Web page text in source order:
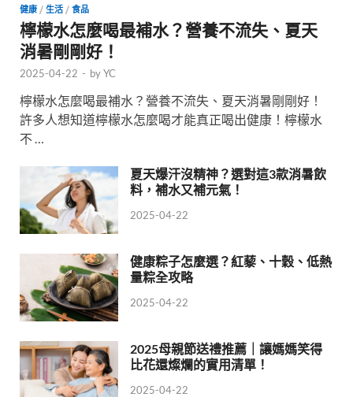
健康 / 生活 / 食品
檸檬水怎麼喝最補水？營養不流失、夏天
消暑剛剛好！
2025-04-22 - byYC
檸檬水怎麼喝最補水？營養不流失、夏天消暑剛剛好！
許多人想知道檸檬水怎麼喝才能真正喝出健康！檸檬水
不 …
夏天爆汗沒精神？選對這3款消暑飲
料，補水又補元氣！
2025-04-22
健康粽子怎麼選？紅藜、十穀、低熱
量粽全攻略
2025-04-22
2025母親節送禮推薦｜讓媽媽笑得
比花還燦爛的實用清單！
2025-04-22